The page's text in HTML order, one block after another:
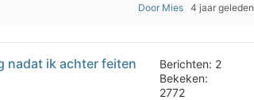
Door Mies4 jaar geleden
nadat ik achter feiten
Berichten: 2
Bekeken:
2772